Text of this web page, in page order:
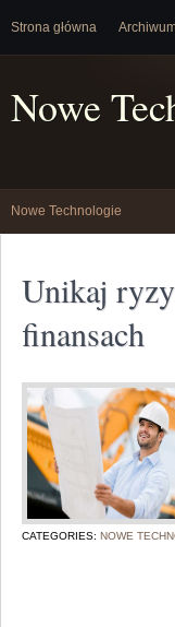
Strona główna
Nowe
Nowe Technologie
Unikaj
finansach
CATEGORIES: NOWE